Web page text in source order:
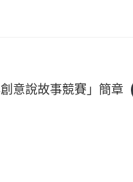
意說故事競賽」簡章